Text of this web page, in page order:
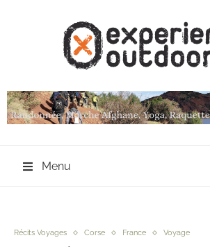
Menu
Récits Voyages Corse France Voyage